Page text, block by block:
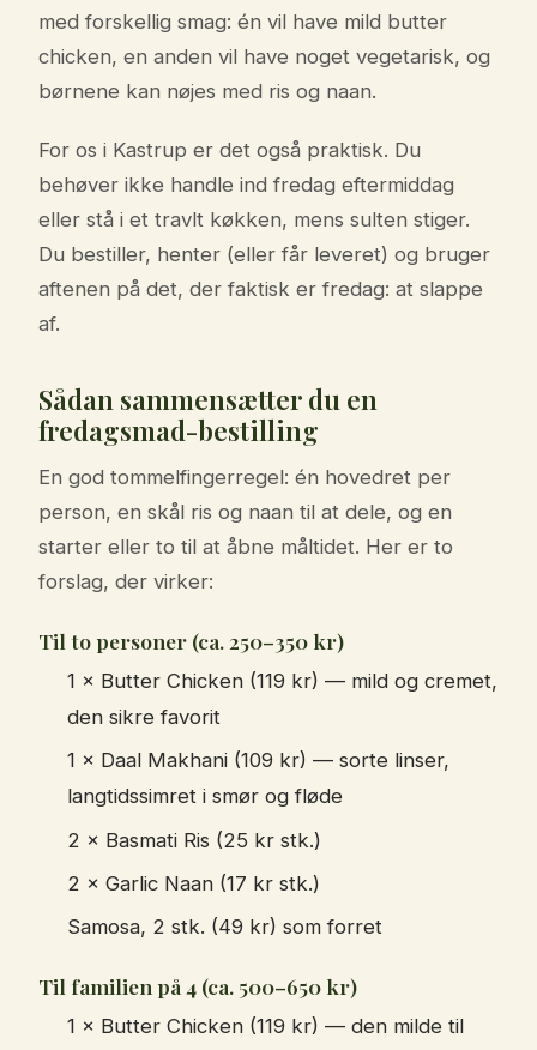
med forskellig smag: én vil have mild butter
chicken, en anden vil have noget vegetarisk, og
børnene kan nøjes med ris og naan.
For os i Kastrup er det også praktisk. Du
behøver ikke handle ind fredag eftermiddag
eller stå i et travlt køkken, mens sulten stiger.
Du bestiller, henter (eller får leveret) og bruger
aftenen på det, der faktisk er fredag: at slappe
af.
Sådan sammensætter du en
fredagsmad-bestilling
En god tommelfingerregel: én hovedret per
person, en skål ris og naan til at dele, og en
starter eller to til at åbne måltidet. Her er to
forslag, der virker:
Til to personer (ca. 250–350 kr)
1 × Butter Chicken (119 kr) — mild og cremet,
den sikre favorit
1 × Daal Makhani (109 kr) — sorte linser,
langtidssimret i smør og fløde
2 × Basmati Ris (25 kr stk.)
2 × Garlic Naan (17 kr stk.)
Samosa, 2 stk. (49 kr) som forret
Til familien på 4 (ca. 500–650 kr)
1 × Butter Chicken (119 kr) — den milde til